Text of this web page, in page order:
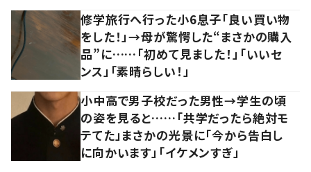
修学旅行へ行った小6息子「良い買い物
をした！」→母が驚愕した“まさかの購入
品”に……「初めて見ました！」「いいセ
ンス」「素晴らしい！」
小中高で男子校だった男性→学生の頃
の姿を見ると……「共学だったら絶対モ
テてた」まさかの光景に「今から告白し
に向かいます」「イケメンすぎ」